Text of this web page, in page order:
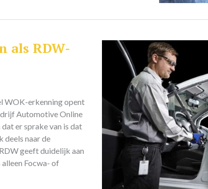
als RDW-
WOK-erkenning opent
Automotive Online
er sprake van is dat
deels naar de
geeft duidelijk aan
Focwa- of